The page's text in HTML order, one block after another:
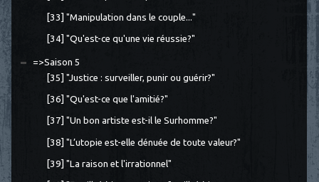
[33] "Manipulation dans le couple..."
[34] "Qu'est-ce qu'une vie réussie?"
=>Saison 5
[35] "Justice : surveiller, punir ou guérir?"
[36] "Qu'est-ce que l'amitié?"
[37] "Un bon artiste est-il le Surhomme?"
[38] "L’utopie est-elle dénuée de toute valeur?"
[39] "La raison et l'irrationnel"